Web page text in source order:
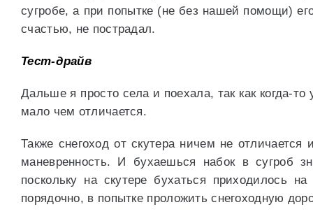
сугробе, а при попытке (не без нашей помощи)
счастью, не пострадал.
Тест-драйв
Дальше я просто села и поехала, так как когда-
мало чем отличается.
Также снегоход от скутера ничем не
маневренность. И бухаешься набок в сугроб
поскольку на скутере бухаться приходилось
порядочно, в попытке проложить снегоходную